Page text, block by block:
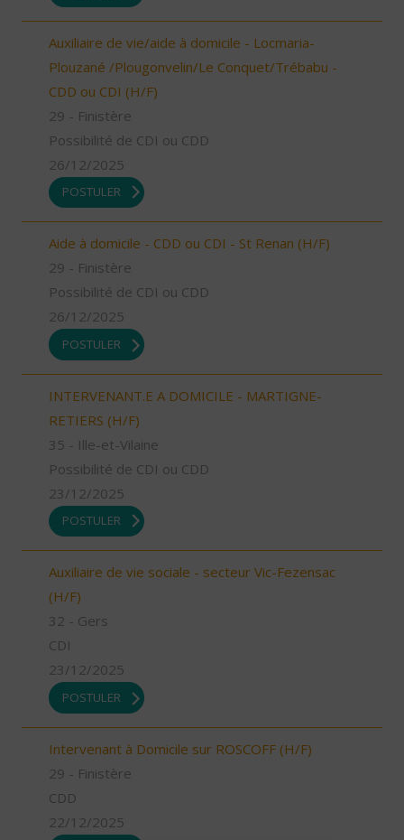
Auxiliaire de vie/aide à domicile - Locmaria-
Plouzané /Plougonvelin/Le Conquet/Trébabu -
CDD ou CDI (H/F)
29 - Finistère
Possibilité de CDI ou CDD
26/12/2025
POSTULER
Aide à domicile - CDD ou CDI - St Renan (H/F)
29 - Finistère
Possibilité de CDI ou CDD
26/12/2025
POSTULER
INTERVENANT.E A DOMICILE - MARTIGNE-
RETIERS (H/F)
35 - Ille-et-Vilaine
Possibilité de CDI ou CDD
23/12/2025
POSTULER
Auxiliaire de vie sociale - secteur Vic-Fezensac
(H/F)
32 - Gers
CDI
23/12/2025
POSTULER
Intervenant à Domicile sur ROSCOFF (H/F)
29 - Finistère
CDD
22/12/2025